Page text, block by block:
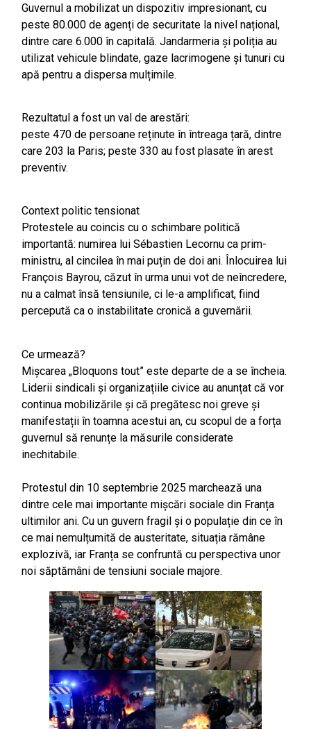
Guvernul a mobilizat un dispozitiv impresionant, cu
peste 80.000 de agenți de securitate la nivel național,
dintre care 6.000 în capitală. Jandarmeria și poliția au
utilizat vehicule blindate, gaze lacrimogene și tunuri cu
apă pentru a dispersa mulțimile.
Rezultatul a fost un val de arestări:
peste 470 de persoane reținute în întreaga țară, dintre
care 203 la Paris; peste 330 au fost plasate în arest
preventiv.
Context politic tensionat
Protestele au coincis cu o schimbare politică
importantă: numirea lui Sébastien Lecornu ca prim-
ministru, al cincilea în mai puțin de doi ani. Înlocuirea lui
François Bayrou, căzut în urma unui vot de neîncredere,
nu a calmat însă tensiunile, ci le-a amplificat, fiind
percepută ca o instabilitate cronică a guvernării.
Ce urmează?
Mișcarea „Bloquons tout” este departe de a se încheia.
Liderii sindicali și organizațiile civice au anunțat că vor
continua mobilizările și că pregătesc noi greve și
manifestații în toamna acestui an, cu scopul de a forța
guvernul să renunțe la măsurile considerate
inechitabile.
Protestul din 10 septembrie 2025 marchează una
dintre cele mai importante mișcări sociale din Franța
ultimilor ani. Cu un guvern fragil și o populație din ce în
ce mai nemulțumită de austeritate, situația rămâne
explozivă, iar Franța se confruntă cu perspectiva unor
noi săptămâni de tensiuni sociale majore.